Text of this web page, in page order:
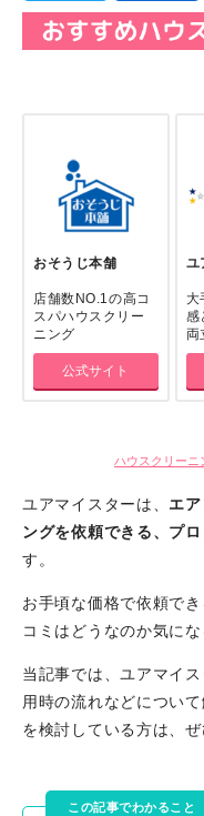
おそうじ本舗
店舗数NO.1の高コ
スパハウスクリー
ニング
公式サイト
ユ
大
感
両
ハウスクリーニ
ユアマイスターは、 エ
ングを依頼できる、プ
す。
お手頃な価格で依頼で
コミはどうなのか気に
当記事では、ユアマイ
用時の流れなどについ
を検討している方は、
この記事でわかること